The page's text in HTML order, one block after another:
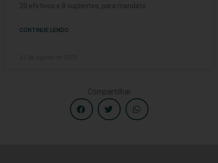
20 efetivos e 8 suplentes, para mandato
CONTINUE LENDO
Compartilhar